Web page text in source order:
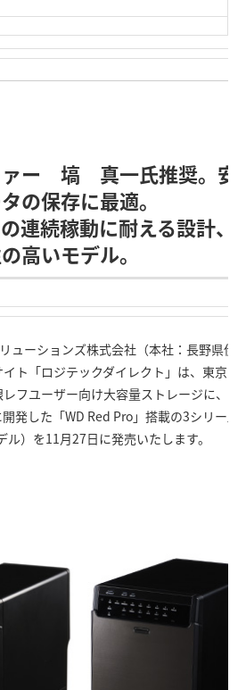
ァー 塙 真一氏推奨。安
の保存に最適。
連続稼動に耐える設計、
高いモデル。
ューションズ株式会社（本社：長野県伊
ト「ロジテックダイレクト」は、東京
フユーザー向け大容量ストレージに、
発した「WD Red Pro」搭載の3シリーズ
ル）を11月27日に発売いたします。